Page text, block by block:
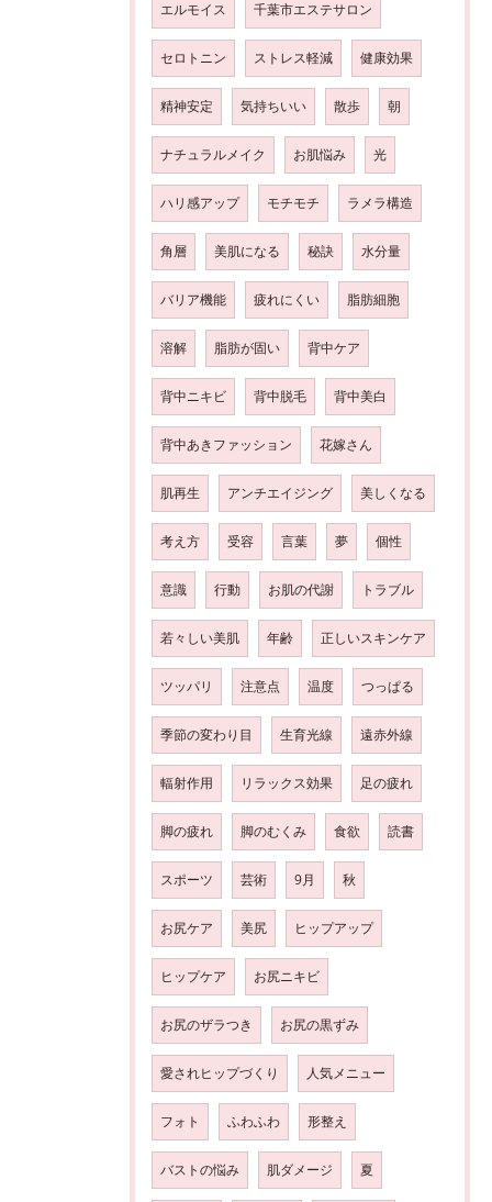
エルモイス 千葉市エステサロン
セロトニン ストレス軽減 健康効果
精神安定 気持ちいい 散歩 朝
ナチュラルメイク お肌悩み 光
ハリ感アップ モチモチ ラメラ構造
角層 美肌になる 秘訣 水分量
バリア機能 疲れにくい 脂肪細胞
溶解 脂肪が固い 背中ケア
背中ニキビ 背中脱毛 背中美白
背中あきファッション 花嫁さん
肌再生 アンチエイジング 美しくなる
考え方 受容 言葉 夢 個性
意識 行動 お肌の代謝 トラブル
若々しい美肌 年齢 正しいスキンケア
ツッパリ 注意点 温度 つっぱる
季節の変わり目 生育光線 遠赤外線
輻射作用 リラックス効果 足の疲れ
脚の疲れ 脚のむくみ 食欲 読書
スポーツ 芸術 9月 秋
お尻ケア 美尻 ヒップアップ
ヒップケア お尻ニキビ
お尻のザラつき お尻の黒ずみ
愛されヒップづくり 人気メニュー
フォト ふわふわ 形整え
バストの悩み 肌ダメージ 夏